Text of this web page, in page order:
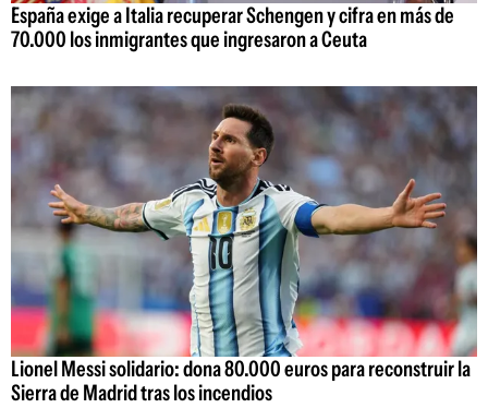
España exige a Italia recuperar Schengen y cifra en más de
70.000 los inmigrantes que ingresaron a Ceuta
Lionel Messi solidario: dona 80.000 euros para reconstruir la
Sierra de Madrid tras los incendios